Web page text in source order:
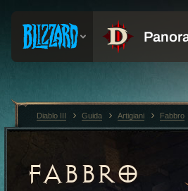
FABBRO
Diablo III Guida Artigiani Fabbro